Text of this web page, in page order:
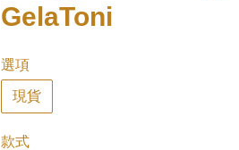
GelaToni
選項
現貨
款式